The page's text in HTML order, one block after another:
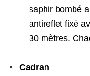
saphir bombé
antireflet fixé
30 mètres.
Cadran